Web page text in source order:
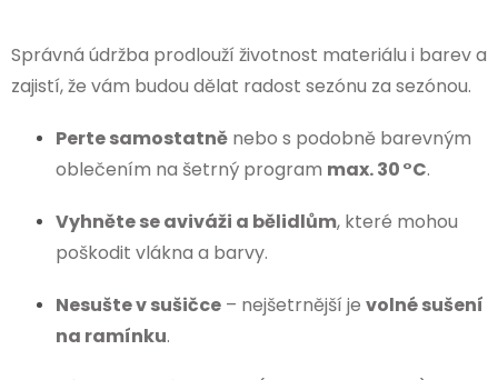
Správná údržba prodlouží životnost materiálu i barev a
zajistí, že vám budou dělat radost sezónu za sezónou.
Perte samostatně nebo s podobně barevným
oblečením na šetrný program max. 30 °C.
Vyhněte se aviváži a bělidlům, které mohou
poškodit vlákna a barvy.
Nesušte v sušičce – nejšetrnější je volné sušení
na ramínku.